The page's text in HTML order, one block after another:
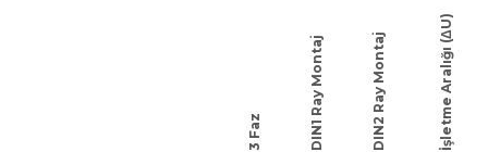
3 Faz DIN1 Ray Montaj DIN2 Ray Montaj İşletme Aralığı (ΔU)